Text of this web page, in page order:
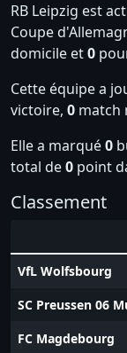
RB Leipzig est
Coupe
domicile et0
Cette équipe a
victoire, 0 match
Elle a marqué0
total de0 point
Classement
VfL Wolfsbourg
SC Preussen 06
FC Magdebourg